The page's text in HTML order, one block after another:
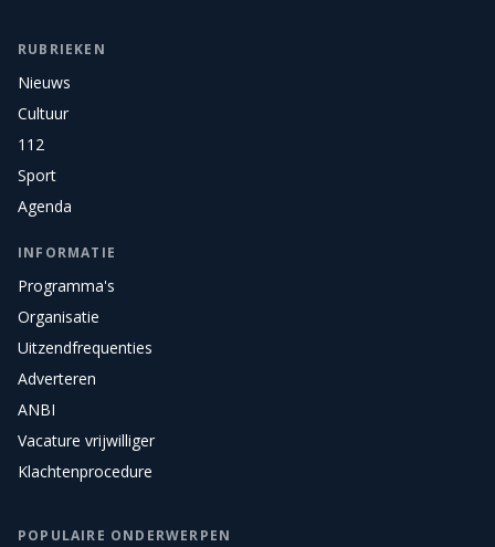
RUBRIEKEN
Nieuws
Cultuur
112
Sport
Agenda
INFORMATIE
Programma's
Organisatie
Uitzendfrequenties
Adverteren
ANBI
Vacature vrijwilliger
Klachtenprocedure
POPULAIRE ONDERWERPEN